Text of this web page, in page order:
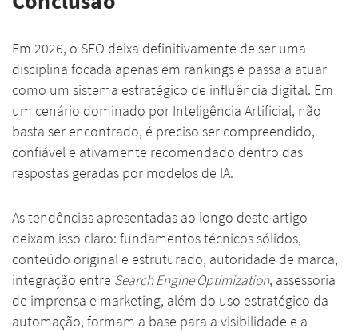
Em 2026, o SEO deixa definitivamente de ser uma
disciplina focada apenas em rankings e passa a atuar
como um sistema estratégico de influência digital. Em
um cenário dominado por Inteligência Artificial, não
basta ser encontrado, é preciso ser compreendido,
confiável e ativamente recomendado dentro das
respostas geradas por modelos de IA.
As tendências apresentadas ao longo deste artigo
deixam isso claro: fundamentos técnicos sólidos,
conteúdo original e estruturado, autoridade de marca,
integração entre Search Engine Optimization, assessoria
de imprensa e marketing, além do uso estratégico da
automação, formam a base para a visibilidade e a